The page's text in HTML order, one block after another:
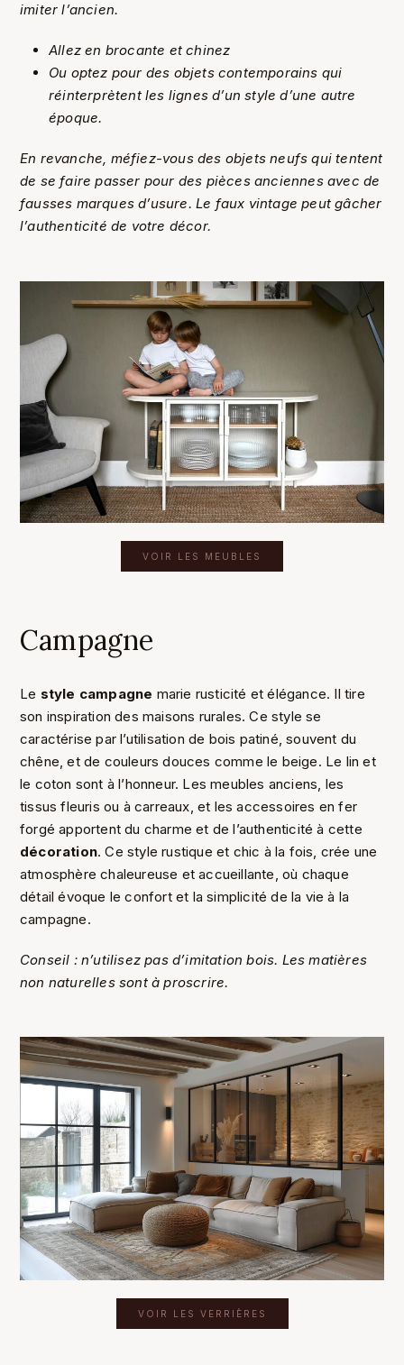
imiter l’ancien.
Allez en brocante et chinez
Ou optez pour des objets contemporains qui
réinterprètent les lignes d’un style d’une autre
époque.
En revanche, méfiez-vous des objets neufs qui tentent
de se faire passer pour des pièces anciennes avec de
fausses marques d’usure. Le faux vintage peut gâcher
l’authenticité de votre décor.
VOIR LES MEUBLES
Campagne
Le style campagne marie rusticité et élégance. Il tire
son inspiration des maisons rurales. Ce style se
caractérise par l’utilisation de bois patiné, souvent du
chêne, et de couleurs douces comme le beige. Le lin et
le coton sont à l’honneur. Les meubles anciens, les
tissus fleuris ou à carreaux, et les accessoires en fer
forgé apportent du charme et de l’authenticité à cette
décoration. Ce style rustique et chic à la fois, crée une
atmosphère chaleureuse et accueillante, où chaque
détail évoque le confort et la simplicité de la vie à la
campagne.
Conseil : n’utilisez pas d’imitation bois. Les matières
non naturelles sont à proscrire.
VOIR LES VERRIÈRES